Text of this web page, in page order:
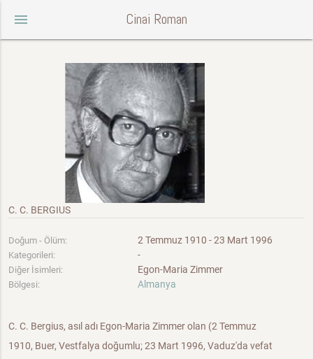
menu Cinai Roman
C. C. BERGIUS
Doğum - Ölüm: 2 Temmuz 1910 - 23 Mart 1996
Kategorileri: -
Diğer İsimleri: Egon-Maria Zimmer
Bölgesi: Almanya
C. C. Bergius, asıl adı Egon-Maria Zimmer olan (2 Temmuz
1910, Buer, Vestfalya doğumlu; 23 Mart 1996, Vaduz'da vefat